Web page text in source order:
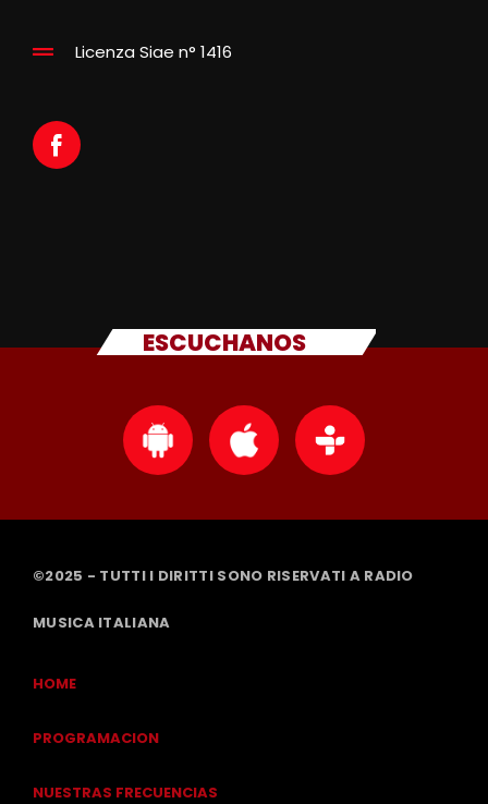
Licenza Siae n° 1416
ESCUCHANOS
©2025 - TUTTI I DIRITTI SONO RISERVATI A RADIO
MUSICA ITALIANA
HOME
PROGRAMACION
NUESTRAS FRECUENCIAS